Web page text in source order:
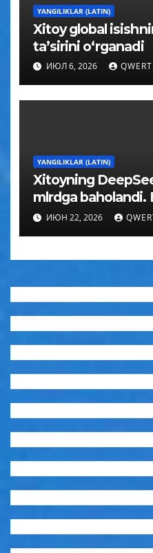
YANGILIKLAR (LATIN)
Xitoy global
taʼsirini oʻrganadi
ИЮЛ 6, 2026
YANGILIKLAR (LATIN)
Xitoyning
mlrdga baholandi.
muhim
ИЮН 22, 2026